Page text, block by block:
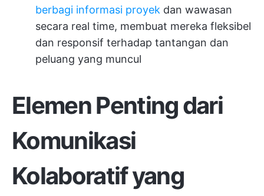
berbagi informasi proyek dan wawasan
secara real time, membuat mereka fleksibel
dan responsif terhadap tantangan dan
peluang yang muncul
Elemen Penting dari
Komunikasi
Kolaboratif yang